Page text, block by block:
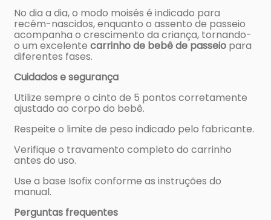
No dia a dia, o modo moisés é indicado para
recém-nascidos, enquanto o assento de passeio
acompanha o crescimento da criança, tornando-
o um excelente carrinho de bebê de passeio para
diferentes fases.
Cuidados e segurança
Utilize sempre o cinto de 5 pontos corretamente
ajustado ao corpo do bebê.
Respeite o limite de peso indicado pelo fabricante.
Verifique o travamento completo do carrinho
antes do uso.
Use a base Isofix conforme as instruções do
manual.
Perguntas frequentes